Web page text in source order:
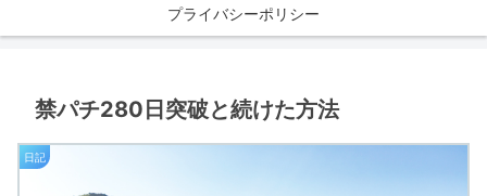
プライバシーポリシー
禁パチ280日突破と続けた方法
日記